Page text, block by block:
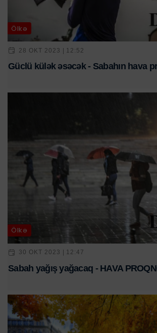
Ölkə
28 OKT 2023 | 12:52
Güclü külək əsəcək - Sabahın hava
Ölkə
30 OKT 2023 | 12:47
Sabah yağış yağacaq - HAVA